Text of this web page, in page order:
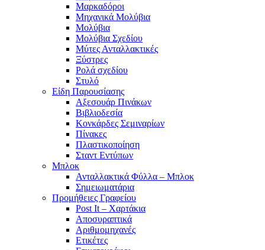
Μαρκαδόροι
Μηχανικά Μολύβια
Μολύβια
Μολύβια Σχεδίου
Μύτες Ανταλλακτικές
Ξύστρες
Ρολά σχεδίου
Στυλό
Είδη Παρουσίασης
Αξεσουάρ Πινάκων
Βιβλιοδεσία
Κονκάρδες Σεμιναρίων
Πίνακες
Πλαστικοποίηση
Σταντ Εντύπων
Μπλοκ
Ανταλλακτικά Φύλλα – Μπλοκ
Σημειωματάρια
Προμήθειες Γραφείου
Post It – Χαρτάκια
Αποσυραπτικά
Αριθμομηχανές
Ετικέτες